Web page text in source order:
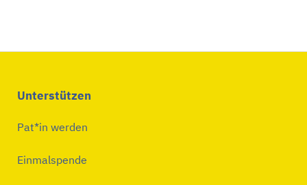
Unterstützen
Pat*in werden
Einmalspende